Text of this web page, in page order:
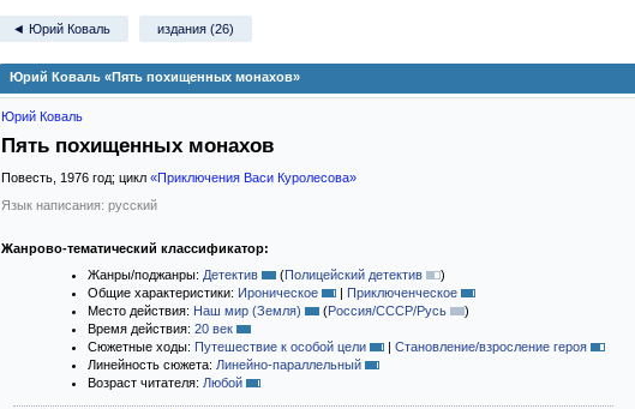
◄ Юрий Коваль издания (26)
Юрий Коваль «Пять похищенных монахов»
Юрий Коваль
Пять похищенных монахов
Повесть, 1976 год; цикл «Приключения Васи Куролесова»
Язык написания: русский
Жанрово-тематический классификатор:
Жанры/поджанры: Детектив (Полицейский детектив
)
Общие характеристики: Ироническое | Приключенческое
Место действия: Наш мир (Земля) (Россия/СССР/Русь
)
Время действия: 20 век
Сюжетные ходы: Путешествие к особой цели | Становление/взросление героя
Линейность сюжета: Линейно-параллельный
Возраст читателя: Любой